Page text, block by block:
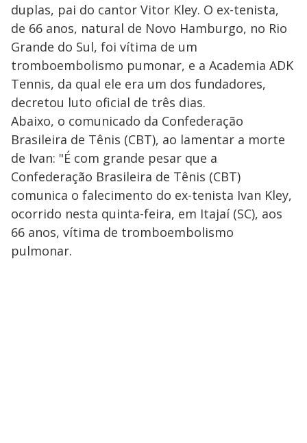
duplas, pai do cantor Vitor Kley. O ex-tenista,
de 66 anos, natural de Novo Hamburgo, no Rio
Grande do Sul, foi vítima de um
tromboembolismo pumonar, e a Academia ADK
Tennis, da qual ele era um dos fundadores,
decretou luto oficial de três dias.
Abaixo, o comunicado da Confederação
Brasileira de Tênis (CBT), ao lamentar a morte
de Ivan: "É com grande pesar que a
Confederação Brasileira de Tênis (CBT)
comunica o falecimento do ex-tenista Ivan Kley,
ocorrido nesta quinta-feira, em Itajaí (SC), aos
66 anos, vítima de tromboembolismo
pulmonar.